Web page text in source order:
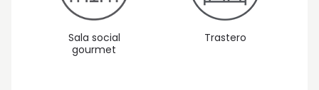
Sala social
gourmet
Trastero